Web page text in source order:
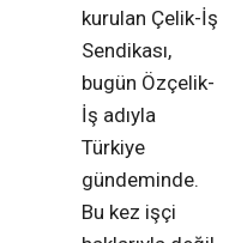
kurulan Çelik-İş
Sendikası,
bugün Özçelik-
İş adıyla
Türkiye
gündeminde.
Bu kez işçi